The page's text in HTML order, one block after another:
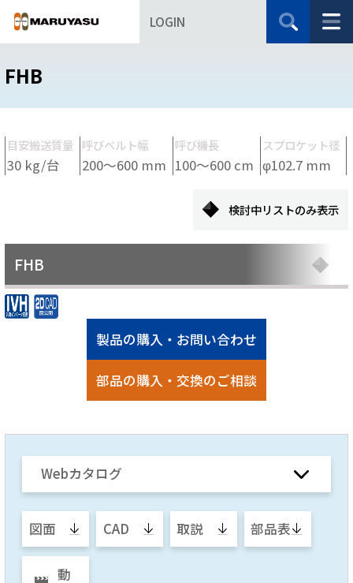
LOGIN
FHB
目安搬送質量
30 kg/台
呼びベルト幅
200～600 mm
呼び機長
100～600 cm
スプロケット径
φ102.7 mm
検討中リストのみ表示
FHB
製品の購入・お問い合わせ
部品の購入・交換のご相談
Webカタログ
図面 CAD 取説 部品表
動